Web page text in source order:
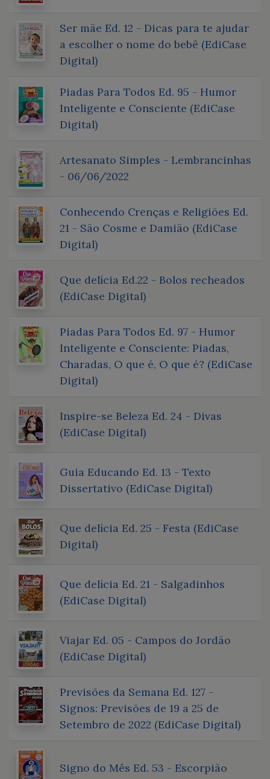
Ser mãe Ed. 12 - Dicas para te ajudar
a escolher o nome do bebê (EdiCase
Digital)
Piadas Para Todos Ed. 95 - Humor
Inteligente e Consciente (EdiCase
Digital)
Artesanato Simples - Lembrancinhas
- 06/06/2022
Conhecendo Crenças e Religiões Ed.
21 - São Cosme e Damião (EdiCase
Digital)
Que delícia Ed.22 - Bolos recheados
(EdiCase Digital)
Piadas Para Todos Ed. 97 - Humor
Inteligente e Consciente: Piadas,
Charadas, O que é, O que é? (EdiCase
Digital)
Inspire-se Beleza Ed. 24 - Divas
(EdiCase Digital)
Guia Educando Ed. 13 - Texto
Dissertativo (EdiCase Digital)
Que delícia Ed. 25 - Festa (EdiCase
Digital)
Que delícia Ed. 21 - Salgadinhos
(EdiCase Digital)
Viajar Ed. 05 - Campos do Jordão
(EdiCase Digital)
Previsões da Semana Ed. 127 -
Signos: Previsões de 19 a 25 de
Setembro de 2022 (EdiCase Digital)
Signo do Mês Ed. 53 - Escorpião